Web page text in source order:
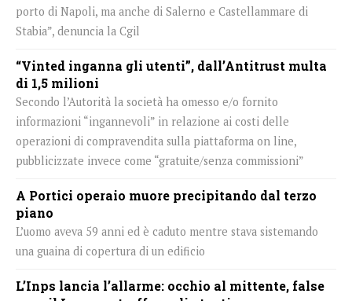
porto di Napoli, ma anche di Salerno e Castellammare di
Stabia”, denuncia la Cgil
“Vinted inganna gli utenti”, dall’Antitrust multa
di 1,5 milioni
Secondo l’Autorità la società ha omesso e/o fornito
informazioni “ingannevoli” in relazione ai costi delle
operazioni di compravendita sulla piattaforma on line,
pubblicizzate invece come “gratuite/senza commissioni”
A Portici operaio muore precipitando dal terzo
piano
L’uomo aveva 59 anni ed è caduto mentre stava sistemando
una guaina di copertura di un edificio
L’Inps lancia l’allarme: occhio al mittente, false